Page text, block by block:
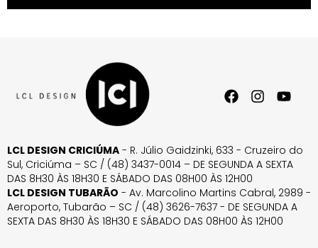
LCL DESIGN CRICIÚMA - R. Júlio Gaidzinki, 633 - Cruzeiro do
Sul, Criciúma – SC / (48) 3437-0014 – DE SEGUNDA A SEXTA
DAS 8H30 ÀS 18H30 E SÁBADO DAS 08H00 ÀS 12H00
LCL DESIGN TUBARÃO - Av. Marcolino Martins Cabral, 2989 -
Aeroporto, Tubarão – SC / (48) 3626-7637 - DE SEGUNDA A
SEXTA DAS 8H30 ÀS 18H30 E SÁBADO DAS 08H00 ÀS 12H00